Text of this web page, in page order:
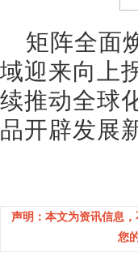
矩阵全面
域迎来向上
续推动全球
品开辟发展
声明：本文为资讯信息
您